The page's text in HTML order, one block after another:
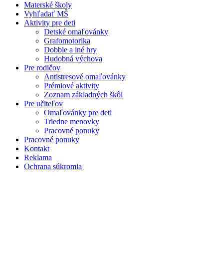
Materské školy
Vyhľadať MŠ
Aktivity pre deti
Detské omaľovánky
Grafomotorika
Dobble a iné hry
Hudobná výchova
Pre rodičov
Antistresové omaľovánky
Prémiové aktivity
Zoznam základných škôl
Pre učiteľov
Omaľovánky pre deti
Triedne menovky
Pracovné ponuky
Pracovné ponuky
Kontakt
Reklama
Ochrana súkromia